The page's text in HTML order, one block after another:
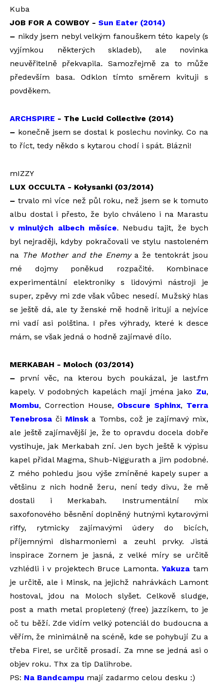
Kuba
JOB FOR A COWBOY - Sun Eater (2014)
– nikdy jsem nebyl velkým fanouškem této kapely (s
vyjímkou některých skladeb), ale novinka
neuvěřitelně překvapila. Samozřejmě za to může
především basa. Odklon tímto směrem kvituji s
povděkem.
ARCHSPIRE - The Lucid Collective (2014)
– konečně jsem se dostal k poslechu novinky. Co na
to říct, tedy někdo s kytarou chodí i spát. Blázni!
mIZZY
LUX OCCULTA - Kołysanki (03/2014)
– trvalo mi více než půl roku, než jsem se k tomuto
albu dostal i přesto, že bylo chváleno i na Marastu
v minulých albech měsíce. Nebudu tajit, že bych
byl nejraději, kdyby pokračovali ve stylu nastoleném
na The Mother and the Enemya že tentokrát jsou
mé dojmy poněkud rozpačité. Kombinace
experimentální elektroniky s lidovými nástroji je
super, zpěvy mi zde však vůbec nesedí. Mužský hlas
se ještě dá, ale ty ženské mě hodně iritují a nejvíce
mi vadí asi polština. I přes výhrady, které k desce
mám, se však jedná o hodně zajímavé dílo.
MERKABAH - Moloch (03/2014)
– první věc, na kterou bych poukázal, je last.fm
kapely. V podobných kapelách mají jména jako Zu,
Mombu, Correction House, Obscure Sphinx, Terra
Tenebrosa či Minska Tombs, což je zajímavý mix,
ale ještě zajímavější je, že to opravdu docela dobře
vystihuje, jak Merkabah zní. Jen bych ještě k výpisu
kapel přidal Magma, Shub-Niggurath a jim podobné.
Z mého pohledu jsou výše zmíněné kapely super a
většinu z nich hodně žeru, není tedy divu, že mě
dostali i Merkabah. Instrumentální mix
saxofonového běsnění doplněný hutnými kytarovými
riffy, rytmicky zajímavými údery do bicích,
příjemnými disharmoniemi a zeuhl prvky. Jistá
inspirace Zornem je jasná, z velké míry se určitě
vzhlédli i v projektech Bruce Lamonta.Yakuza tam
je určitě, ale i Minsk, na jejichž nahrávkách Lamont
hostoval, jdou na Moloch slyšet. Celkově sludge,
post a math metal propletený (free) jazzíkem, to je
oč tu běží. Zde vidím velký potenciál do budoucna a
věřím, že minimálně na scéně, kde se pohybují Zu a
třeba Fire!, se určitě prosadí. Za mne se jedná asi o
objev roku. Thx za tip Dalihrobe.
PS: Na Bandcampu mají zadarmo celou desku :)